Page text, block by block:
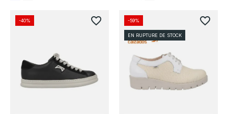
-40% favorite_border -59%
EN RUPTURE DE STOCK
favorite_border